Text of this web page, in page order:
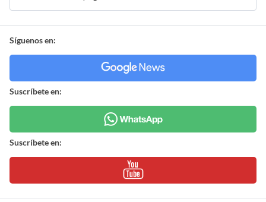
Síguenos en:
Suscríbete en:
Suscríbete en: